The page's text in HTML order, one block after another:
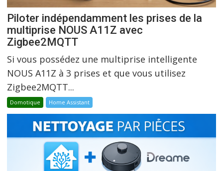
Piloter indépendamment les prises de la
multiprise NOUS A11Z avec
Zigbee2MQTT
Si vous possédez une multiprise intelligente
NOUS A11Z à 3 prises et que vous utilisez
Zigbee2MQTT...
Domotique Home Assistant